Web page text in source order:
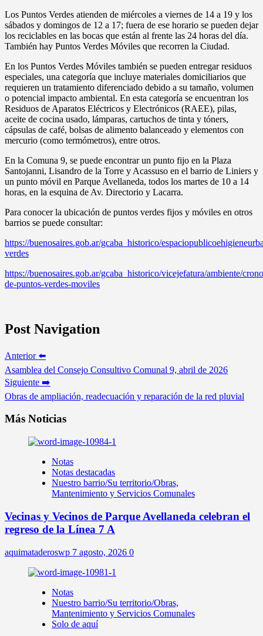
Los Puntos Verdes atienden de miércoles a viernes de 14 a 19 y los
sábados y domingos de 12 a 17; fuera de ese horario se pueden dejar
los reciclables en las bocas que están al frente las 24 horas del día.
También hay Puntos Verdes Móviles que recorren la Ciudad.
En los Puntos Verdes Móviles también se pueden entregar residuos
especiales, una categoría que incluye materiales domiciliarios que
requieren un tratamiento diferenciado debido a su tamaño, volumen
o potencial impacto ambiental. En esta categoría se encuentran los
Residuos de Aparatos Eléctricos y Electrónicos (RAEE), pilas,
aceite de cocina usado, lámparas, cartuchos de tinta y tóners,
cápsulas de café, bolsas de alimento balanceado y elementos con
mercurio (como termómetros), entre otros.
En la Comuna 9, se puede encontrar un punto fijo en la Plaza
Santojanni, Lisandro de la Torre y Acassuso en el barrio de Liniers y
un punto móvil en Parque Avellaneda, todos los martes de 10 a 14
horas, en la esquina de Av. Directorio y Lacarra.
Para conocer la ubicación de puntos verdes fijos y móviles en otros
barrios se puede consultar:
https://buenosaires.gob.ar/gcaba_historico/
verdes
https://buenosaires.gob.ar/gcaba_historico/vicejefatura/ambiente/
de-puntos-verdes-moviles
Post Navigation
Anterior ⬅️
Asamblea del Consejo Consultivo Comunal 9, abril de 2026
Siguiente ➡️
Obras de ampliación, readecuación y reparación de la red pluvial
Más Noticias
Notas
Notas destacadas
Nuestro barrio/Su territorio/Obras,
Mantenimiento y Servicios Comunales
Vecinas y Vecinos de Parque Avellaneda celebran el
regreso de la Línea 7 A
aquimataderoswp 7 agosto, 2026 0
Notas
Nuestro barrio/Su territorio/Obras,
Mantenimiento y Servicios Comunales
Solo de aquí